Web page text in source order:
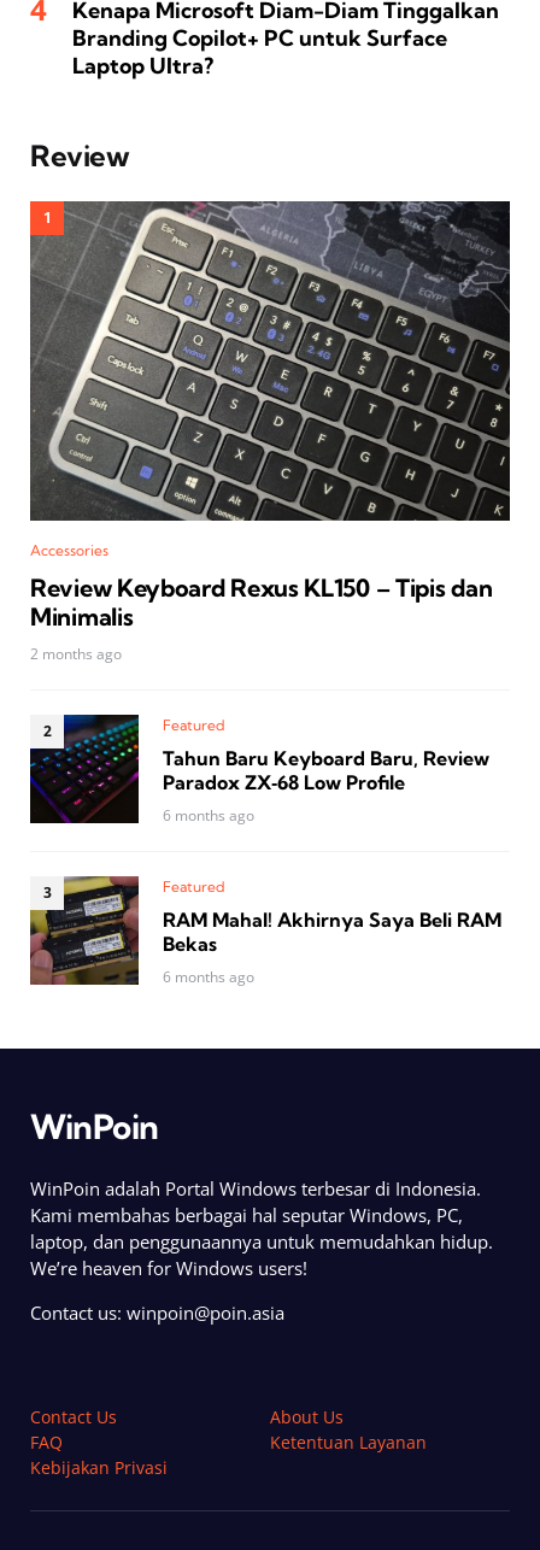
Kenapa Microsoft Diam-Diam Tinggalkan
Branding Copilot+ PC untuk Surface
Laptop Ultra?
Review
Accessories
Review Keyboard Rexus KL150 – Tipis dan
Minimalis
2 months ago
Featured
Tahun Baru Keyboard Baru, Review
Paradox ZX‑68 Low Profile
6 months ago
Featured
RAM Mahal! Akhirnya Saya Beli RAM
Bekas
6 months ago
WinPoin
WinPoin adalah Portal Windows terbesar di Indonesia.
Kami membahas berbagai hal seputar Windows, PC,
laptop, dan penggunaannya untuk memudahkan hidup.
We’re heaven for Windows users!
Contact us: winpoin@poin.asia
Contact Us
About Us
FAQ
Ketentuan Layanan
Kebijakan Privasi